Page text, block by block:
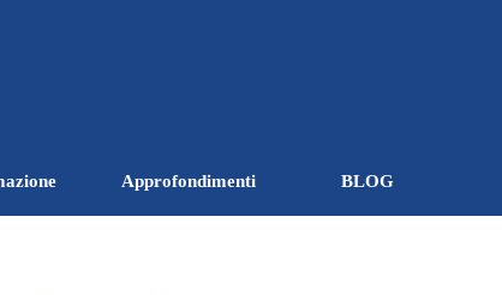
▼
Approfondimenti ▼
BLOG